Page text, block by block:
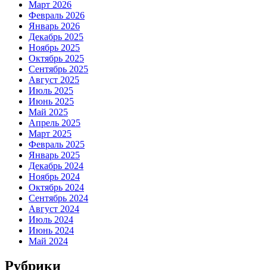
Март 2026
Февраль 2026
Январь 2026
Декабрь 2025
Ноябрь 2025
Октябрь 2025
Сентябрь 2025
Август 2025
Июль 2025
Июнь 2025
Май 2025
Апрель 2025
Март 2025
Февраль 2025
Январь 2025
Декабрь 2024
Ноябрь 2024
Октябрь 2024
Сентябрь 2024
Август 2024
Июль 2024
Июнь 2024
Май 2024
Рубрики